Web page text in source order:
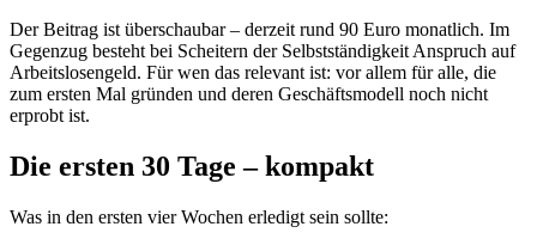
Der Beitrag ist überschaubar – derzeit rund 90 Euro monatlich. Im
Gegenzug besteht bei Scheitern der Selbstständigkeit Anspruch auf
Arbeitslosengeld. Für wen das relevant ist: vor allem für alle, die
zum ersten Mal gründen und deren Geschäftsmodell noch nicht
erprobt ist.
Die ersten 30 Tage – kompakt
Was in den ersten vier Wochen erledigt sein sollte: